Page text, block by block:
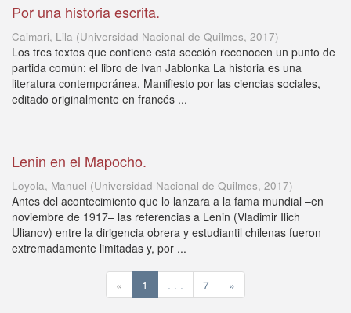
Por una historia escrita.
Caimari, Lila (Universidad Nacional de Quilmes, 2017)
Los tres textos que contiene esta sección reconocen un punto de
partida común: el libro de Ivan Jablonka La historia es una
literatura contemporánea. Manifiesto por las ciencias sociales,
editado originalmente en francés ...
Lenin en el Mapocho.
Loyola, Manuel (Universidad Nacional de Quilmes, 2017)
Antes del acontecimiento que lo lanzara a la fama mundial –en
noviembre de 1917– las referencias a Lenin (Vladimir Ilich
Ulianov) entre la dirigencia obrera y estudiantil chilenas fueron
extremadamente limitadas y, por ...
« 1 . . . 7 »